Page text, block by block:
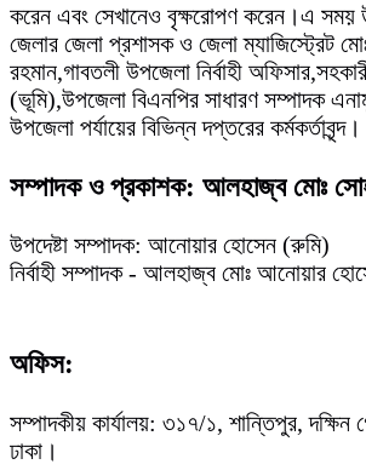
করেন এবং সেখানেও বৃক্ষরোপণ করেন।এ সময়
জেলার জেলা প্রশাসক ও জেলা ম্যাজিস্ট্রেট
রহমান,গাবতলী উপজেলা নির্বাহী
(ভূমি),উপজেলা বিএনপির সাধারণ সম্পাদক
উপজেলা পর্যায়ের বিভিন্ন দপ্তরের কর্মকর্তাবৃন্দ।
সম্পাদক ও প্রকাশক: আলহাজ্ব মোঃ
উপদেষ্টা সম্পাদক: আনোয়ার হোসেন (রুমি)
নির্বাহী সম্পাদক - আলহাজ্ব মোঃ আনোয়ার
অফিস:
সম্পাদকীয় কার্যালয়: ৩১৭/১, শান্তিপুর, দক্ষিন
ঢাকা।